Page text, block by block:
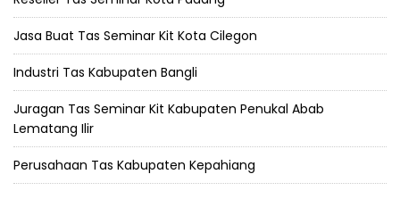
Jasa Buat Tas Seminar Kit Kota Cilegon
Industri Tas Kabupaten Bangli
Juragan Tas Seminar Kit Kabupaten Penukal Abab
Lematang Ilir
Perusahaan Tas Kabupaten Kepahiang